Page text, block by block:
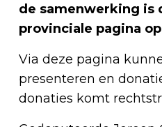
de samenwerking is
provinciale pagina
Via deze pagina
presenteren en
donaties komt